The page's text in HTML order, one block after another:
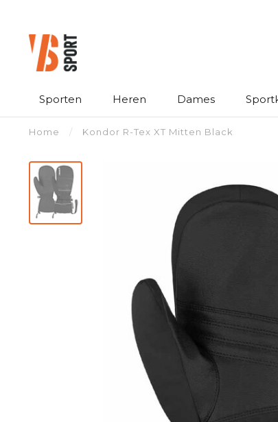
Sporten Heren Dames
Home / Kondor R-Tex XT Mitten Black